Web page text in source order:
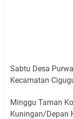
Sabtu Desa
Kecamatan
Minggu Taman
Kuningan/Depan